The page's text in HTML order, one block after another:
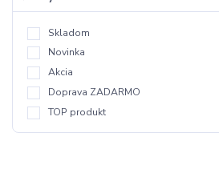
Skladom
Novinka
Akcia
Doprava ZADARMO
TOP produkt